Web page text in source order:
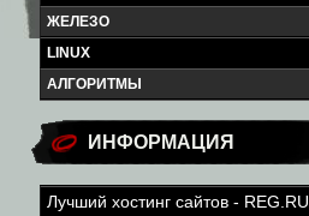
ЖЕЛЕЗО
LINUX
АЛГОРИТМЫ
ИНФОРМАЦИЯ
Лучший хостинг сайтов - REG.RU